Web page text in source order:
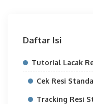
Daftar Isi
Tutorial Lacak
Cek Resi
Tracking Resi